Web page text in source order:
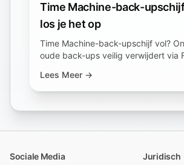
Time Machine-back-
los je het op
Time Machine-back-upschijf vol?
oude back-ups veilig verwijdert via
vaak niet werkt.
Lees Meer →
Sociale Media Juridisch